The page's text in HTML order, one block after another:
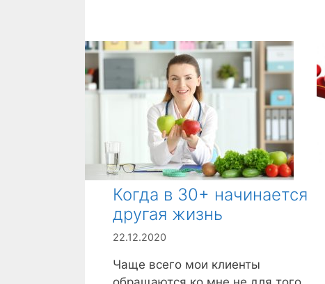
и
Когда в 30+ начинается
другая жизнь
22.12.2020
Чаще всего мои клиенты